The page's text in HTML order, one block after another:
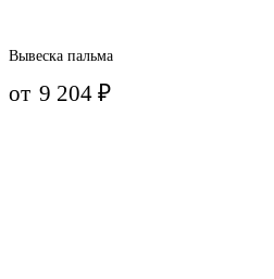
Вывеска пальма
от 9 204₽